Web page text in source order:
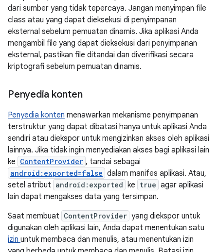
dari sumber yang tidak tepercaya. Jangan menyimpan file
class atau yang dapat dieksekusi di penyimpanan
eksternal sebelum pemuatan dinamis. Jika aplikasi Anda
mengambil file yang dapat dieksekusi dari penyimpanan
eksternal, pastikan file ditandai dan diverifikasi secara
kriptografi sebelum pemuatan dinamis.
Penyedia konten
Penyedia konten menawarkan mekanisme penyimpanan
terstruktur yang dapat dibatasi hanya untuk aplikasi Anda
sendiri atau diekspor untuk mengizinkan akses oleh aplikasi
lainnya. Jika tidak ingin menyediakan akses bagi aplikasi lain
ke ContentProvider , tandai sebagai
android:exported=false dalam manifes aplikasi. Atau,
setel atribut android:exported ke true agar aplikasi
lain dapat mengakses data yang tersimpan.
Saat membuat ContentProvider yang diekspor untuk
digunakan oleh aplikasi lain, Anda dapat menentukan satu
izin untuk membaca dan menulis, atau menentukan izin